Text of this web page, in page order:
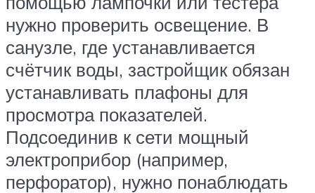
нужно проверить освещение. В
санузле, где устанавливается
счётчик воды, застройщик обязан
устанавливать плафоны для
просмотра показателей.
Подсоединив к сети мощный
электроприбор (например,
перфоратор), нужно понаблюдать